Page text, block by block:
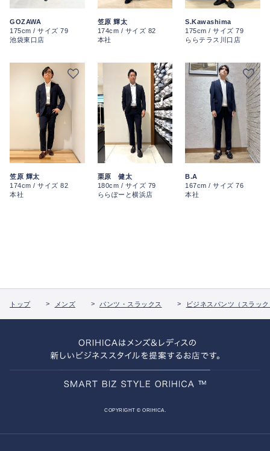
GOZAWA
175cm / サイズ 79
池袋東口店
笠原 輝太
174cm / サイズ 82
本社
S.Kawashima
175cm / サイズ 79
ららテラス川口店
笠原 輝太
174cm / サイズ 82
本社
栗原 健太
180cm / サイズ 79
ららぽーと横浜店
B.A
167cm / サイズ 76
本社
トップ メンズ パンツ・スラックス ビジネスパンツ（スラッ
COPYRIGHT © ORIHICA.